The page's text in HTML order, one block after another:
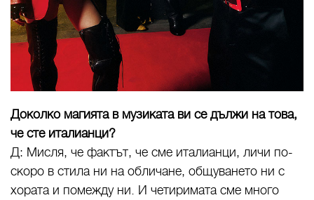
Доколко магията в музиката ви се дължи на това,
че сте италианци?
Д: Мисля, че фактът, че сме италианци, личи по-
скоро в стила ни на обличане, общуването ни с
хората и помежду ни. И четиримата сме много